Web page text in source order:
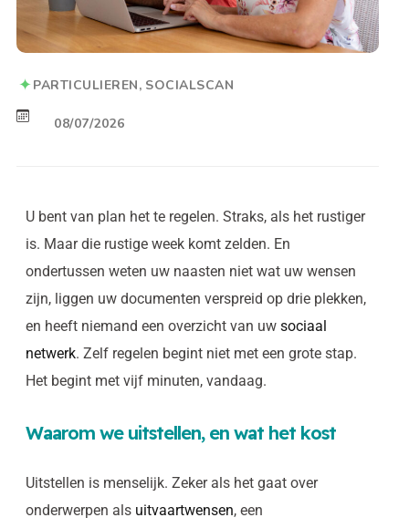
PARTICULIEREN SOCIALSCAN
08/07/2026
U bent van plan het te regelen. Straks, als het rustiger
is. Maar die rustige week komt zelden. En
ondertussen weten uw naasten niet wat uw wensen
zijn, liggen uw documenten verspreid op drie plekken,
en heeft niemand een overzicht van uw sociaal
netwerk. Zelf regelen begint niet met een grote stap.
Het begint met vijf minuten, vandaag.
Waarom we uitstellen, en wat het kost
Uitstellen is menselijk. Zeker als het gaat over
onderwerpen als uitvaartwensen, een